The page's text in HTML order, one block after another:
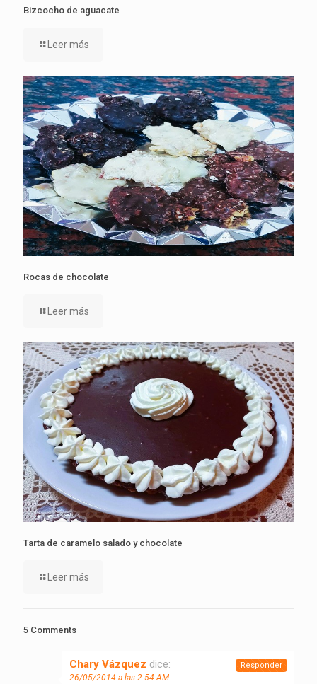
Bizcocho de aguacate
Leer más
Rocas de chocolate
Leer más
Tarta de caramelo salado y chocolate
Leer más
5 Comments
Chary Vázquez dice:
26/05/2014 a las 2:54 AM
Responder